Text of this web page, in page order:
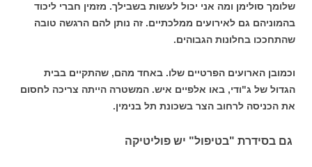
שלומך סולימן ומה אני יכול לעשות בשבילך. מזמין חברי ליכוד
בהמוניהם גם לאירועים ממלכתיים. זה נותן להם הרגשה טובה
שהתחככו בחלונות הגבוהים.
וכמובן הארועים הפרטיים שלו. באחד מהם, שהתקיים בבית
הגדול של ג"ודי, באו אלפיים איש. המשטרה הייתה צריכה לחסום
את הכניסה לרחוב הצר בשכונת תל בנימין.
גם בסידרת "בטיפול" יש פוליטיקה